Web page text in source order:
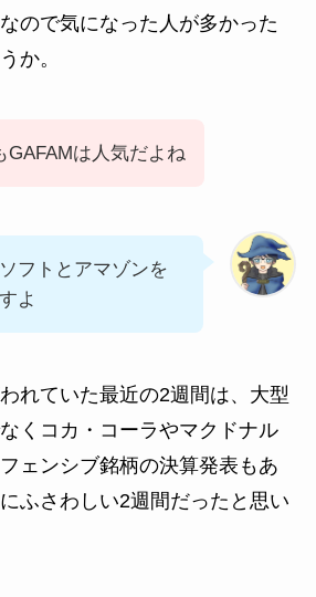
ので気になった人が多かった
か。
GAFAMは人気だよね
フトとアマゾンを
よ
れていた最近の2週間は、大型
くコカ・コーラやマクドナル
ェンシブ銘柄の決算発表もあ
ふさわしい2週間だったと思い